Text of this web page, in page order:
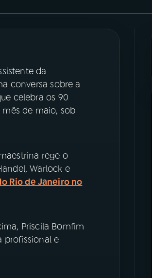
da
conversa sobre a
celebra os 90
de maio, sob
rege o
Warlock e
Rio de Janeiro no
Priscila Bomfim
profissional e